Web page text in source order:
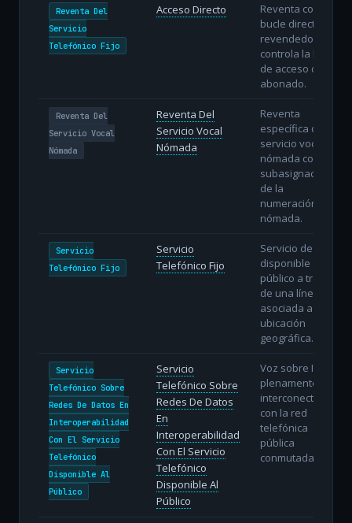
Reventa Del
Servicio
Telefónico Fijo
Acceso Directo
Reventa con
bucle directo: el
revendedor
controla la línea
de acceso del
abonado.
Reventa Del
Servicio Vocal
Nómada
Reventa Del
Servicio Vocal
Nómada
Reventa
específica del
servicio vocal
nómada con
subasignación
de la
numeración
nómada.
Servicio
Telefónico Fijo
Servicio
Telefónico Fijo
Servicio de voz
disponible al
público a través
de una línea fija
asociada a una
ubicación
geográfica.
Servicio
Telefónico Sobre
Redes De Datos En
Interoperabilidad
Con El Servicio
Telefónico
Disponible Al
Público
Servicio
Telefónico Sobre
Redes De Datos
En
Interoperabilidad
Con El Servicio
Telefónico
Disponible Al
Público
Voz sobre IP
plenamente
interconectada
con la red
telefónica
pública
conmutada.